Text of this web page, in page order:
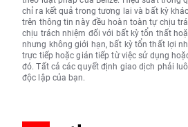
chỉ ra kết quả trong tương lai và bất kỳ
trên thông tin này đều hoàn toàn tự chịu
chịu trách nhiệm đối với bất kỳ tổn thất
nhưng không giới hạn, bất kỳ tổn thất lợi
trực tiếp hoặc gián tiếp từ việc sử dụng
đó. Tất cả các quyết định giao dịch phải
độc lập của bạn.